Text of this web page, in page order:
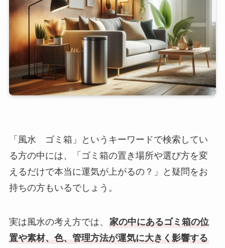
「風水 ゴミ箱」というキーワードで検索してい
る方の中には、「ゴミ箱の置き場所や選び方を変
えるだけで本当に運気が上がるの？」と疑問をお
持ちの方もいるでしょう。
実は風水の考え方では、
家の中にあるゴミ箱の位
置や素材、色、管理方法が運気に大きく影響する